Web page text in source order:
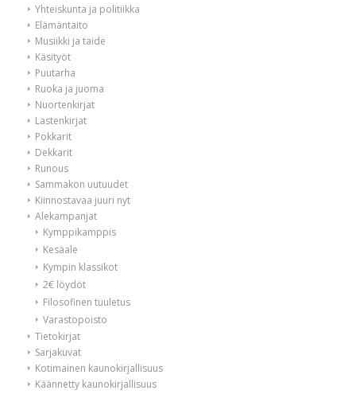
Yhteiskunta ja politiikka
Elämäntaito
Musiikki ja taide
Käsityöt
Puutarha
Ruoka ja juoma
Nuortenkirjat
Lastenkirjat
Pokkarit
Dekkarit
Runous
Sammakon uutuudet
Kiinnostavaa juuri nyt
Alekampanjat
Kymppikamppis
Kesäale
Kympin klassikot
2€ löydöt
Filosofinen tuuletus
Varastopoisto
Tietokirjat
Sarjakuvat
Kotimainen kaunokirjallisuus
Käännetty kaunokirjallisuus